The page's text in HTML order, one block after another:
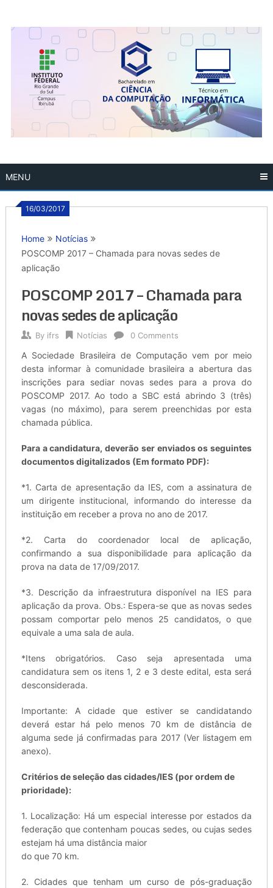
MENU
16/03/2017
Home
Notícias
POSCOMP 2017 – Chamada para novas sedes de
aplicação
POSCOMP 2017 – Chamada para
novas sedes de aplicação
By ifrs Notícias 0 Comments
A Sociedade Brasileira de Computação vem por meio
desta informar à comunidade brasileira a abertura das
inscrições para sediar novas sedes para a prova do
POSCOMP 2017. Ao todo a SBC está abrindo 3 (três)
vagas (no máximo), para serem preenchidas por esta
chamada pública.
Para a candidatura, deverão ser enviados os seguintes
documentos digitalizados (Em formato PDF):
*1. Carta de apresentação da IES, com a assinatura de
um dirigente institucional, informando do interesse da
instituição em receber a prova no ano de 2017.
*2. Carta do coordenador local de aplicação,
confirmando a sua disponibilidade para aplicação da
prova na data de 17/09/2017.
*3. Descrição da infraestrutura disponível na IES para
aplicação da prova. Obs.: Espera-se que as novas sedes
possam comportar pelo menos 25 candidatos, o que
equivale a uma sala de aula.
*Itens obrigatórios. Caso seja apresentada uma
candidatura sem os itens 1, 2 e 3 deste edital, esta será
desconsiderada.
Importante: A cidade que estiver se candidatando
deverá estar há pelo menos 70 km de distância de
alguma sede já confirmadas para 2017 (Ver listagem em
anexo).
Critérios de seleção das cidades/IES (por ordem de
prioridade):
1. Localização: Há um especial interesse por estados da
federação que contenham poucas sedes, ou cujas sedes
estejam há uma distância maior
do que 70 km.
2. Cidades que tenham um curso de pós-graduação